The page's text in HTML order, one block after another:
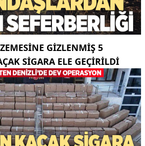
GIZLENMIŞ 5
SIGARA ELE GEÇIRILDI